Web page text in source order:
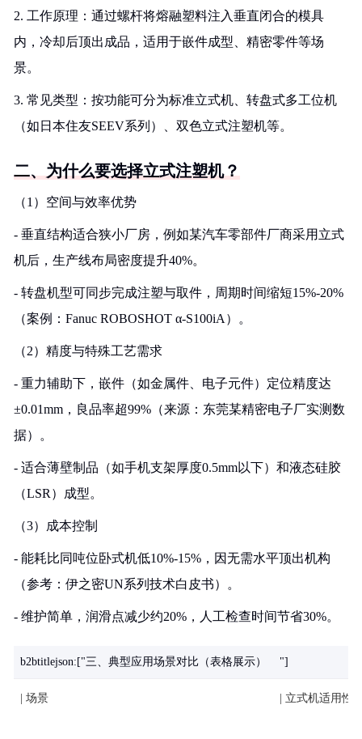
2. 工作原理：通过螺杆将熔融塑料注入垂直闭合的模具
内，冷却后顶出成品，适用于嵌件成型、精密零件等场
景。
3. 常见类型：按功能可分为标准立式机、转盘式多工位机
（如日本住友SEEV系列）、双色立式注塑机等。
二、为什么要选择立式注塑机？
（1）空间与效率优势
- 垂直结构适合狭小厂房，例如某汽车零部件厂商采用立式
机后，生产线布局密度提升40%。
- 转盘机型可同步完成注塑与取件，周期时间缩短15%-20%
（案例：Fanuc ROBOSHOT α-S100iA）。
（2）精度与特殊工艺需求
- 重力辅助下，嵌件（如金属件、电子元件）定位精度达
±0.01mm，良品率超99%（来源：东莞某精密电子厂实测数
据）。
- 适合薄壁制品（如手机支架厚度0.5mm以下）和液态硅胶
（LSR）成型。
（3）成本控制
- 能耗比同吨位卧式机低10%-15%，因无需水平顶出机构
（参考：伊之密UN系列技术白皮书）。
- 维护简单，润滑点减少约20%，人工检查时间节省30%。
b2btitlejson:["三、典型应用场景对比（表格展示） "]
| 场景 | 立式机适用性